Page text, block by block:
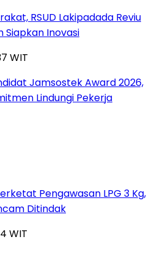
RSUD Lakipadada Reviu
Siapkan Inovasi
WIT
Jamsostek Award 2026,
Lindungi Pekerja
Pengawasan LPG 3 Kg,
Ditindak
WIT